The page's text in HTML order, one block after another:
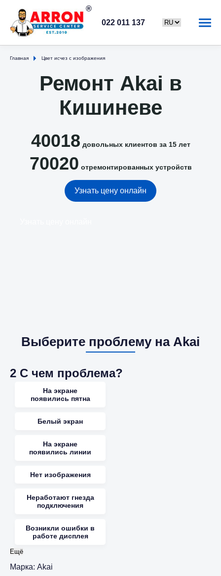
022 011 137
Главная Цвет исчез с изображения
Ремонт Akai в
Кишиневе
40018 довольных клиентов за 15 лет
70020 отремонтированных устройств
Узнать цену онлайн
Выберите проблему на Akai
2 С чем проблема?
На экране
появились пятна
Белый экран
На экране
появились линии
Нет изображения
Неработают гнезда
подключения
Возникли ошибки в
работе дисплея
Ещё
Марка: Akai